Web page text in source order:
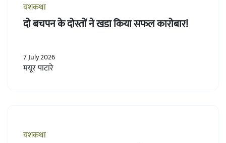
यशकथा
दो बचपन के दोस्तों ने खडा किया सफल कारोबार!
7 July 2026
मयूर पाटारे
यशकथा